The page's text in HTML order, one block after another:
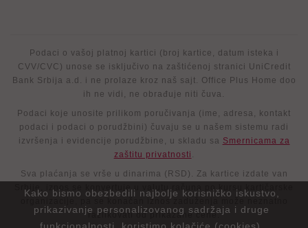
Kako bismo obezbedili najbolje korisničko iskustvo,
prikazivanje personalizovanog sadržaja i druge
Podaci o vašoj platnoj kartici (broj kartice, datum isteka i
CVV/CVC) unose se isključivo na zaštićenoj stranici UniCredit
Bank Srbija a.d. i ne prolaze kroz naš sajt. Office Plus Home doo
ih ne vidi, ne obrađuje niti čuva.
Podaci koje unosite prilikom poručivanja (ime, adresa, kontakt
podaci i podaci o porudžbini) čuvaju se u našem sistemu radi
izvršenja i evidencije porudžbine, u skladu sa Smernicama za
zaštitu privatnosti .
Sva plaćanja se vrše u dinarima (RSD). Za kartice izdate van
Srbije, iznos se konvertuje u valutu računa po kursu kartičarske
organizacije, pa se konačan iznos zaduženja može neznatno
razlikovati od prikazane cene.